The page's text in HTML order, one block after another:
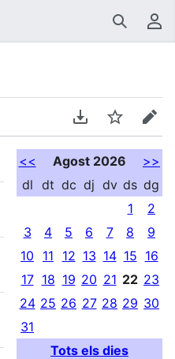
Buscar
Descarregar en
Vigilar
<< Agost 2026
>>
dl dt dc dj dv ds dg
1
2
3
4 5 6 7 8
9
10
11 12 13 14 15 16
17 18 19 20 21 22 23
24 25 26 27 28 29 30
31
Tots els dies